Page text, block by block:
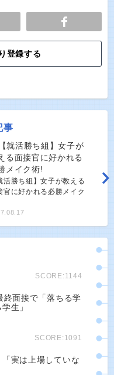
登録する
事
活勝ち組】女子が教える
官に好かれる必勝メイク
SCORE:1144
終面接で「落ちる学
生」
SCORE:1091
実は上場していな